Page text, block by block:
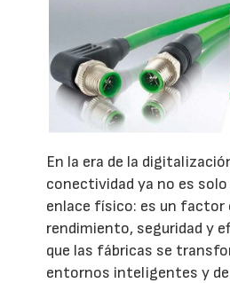
En la era de la
conectividad ya no es
enlace físico: es un factor
rendimiento, seguridad y
que las fábricas se
entornos inteligentes y